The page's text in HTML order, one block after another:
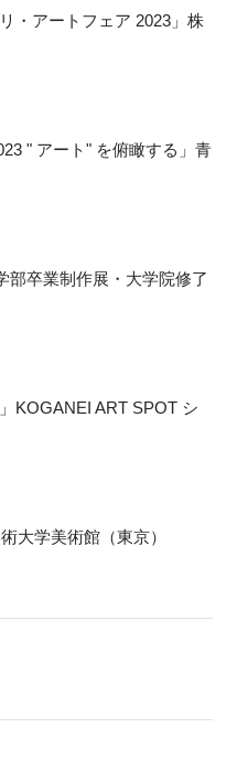
・アートフェア 2023」株
" アート" を俯瞰する」青
部卒業制作展・大学院修了
KOGANEI ART SPOT シ
大学美術館（東京）